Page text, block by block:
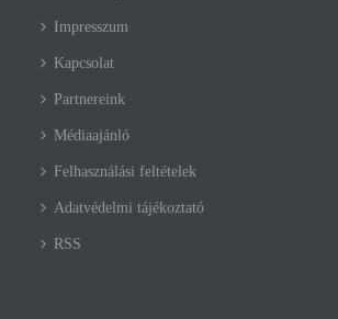
Impresszum
Kapcsolat
Partnereink
Médiaajánló
Felhasználási feltételek
Adatvédelmi tájékoztató
RSS